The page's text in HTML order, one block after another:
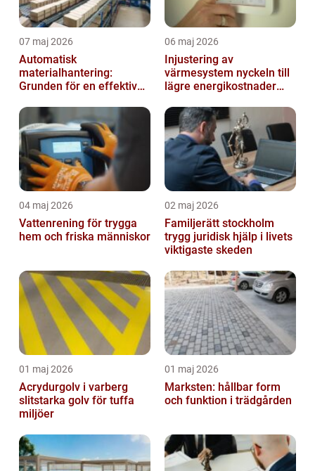
07 maj 2026
Automatisk
materialhantering:
Grunden för en effektiv
06 maj 2026
Injustering av
värmesystem nyckeln till
lägre energikostnader
inomhusklimat
04 maj 2026
Vattenrening för trygga
hem och friska människor
02 maj 2026
Familjerätt stockholm
trygg juridisk hjälp i livets
viktigaste skeden
01 maj 2026
Acrydurgolv i varberg
slitstarka golv för tuffa
miljöer
01 maj 2026
Marksten: hållbar form
och funktion i trädgården